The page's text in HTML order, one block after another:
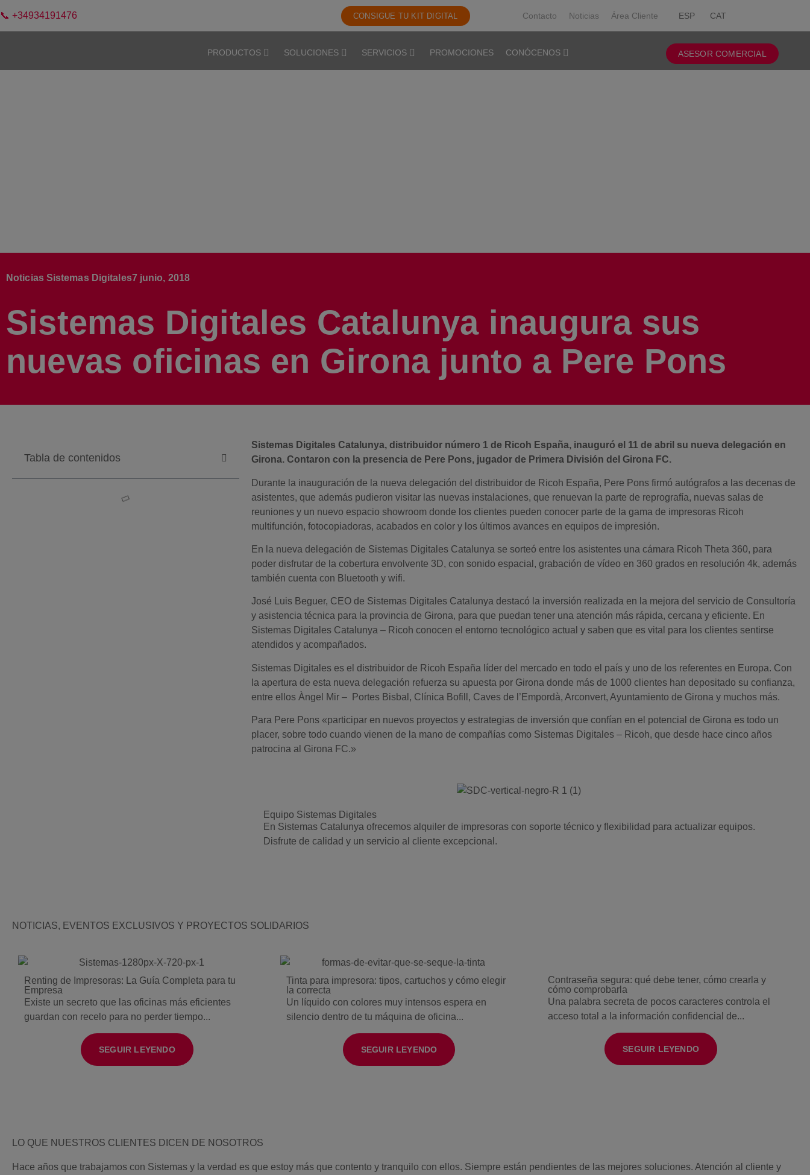
📞 +34934191476 CONSIGUE TU KIT DIGITAL Contacto Noticias Área Cliente ESP CAT
PRODUCTOS SOLUCIONES SERVICIOS PROMOCIONES CONÓCENOS ASESOR COMERCIAL
Noticias Sistemas Digitales7 junio, 2018
Sistemas Digitales Catalunya inaugura sus
nuevas oficinas en Girona junto a Pere Pons
Tabla de contenidos
Sistemas Digitales Catalunya, distribuidor número 1 de Ricoh España, inauguró el 11 de abril su nueva delegación en
Girona. Contaron con la presencia de Pere Pons, jugador de Primera División del Girona FC.
Durante la inauguración de la nueva delegación del distribuidor de Ricoh España, Pere Pons firmó autógrafos a las decenas de
asistentes, que además pudieron visitar las nuevas instalaciones, que renuevan la parte de reprografía, nuevas salas de
reuniones y un nuevo espacio showroom donde los clientes pueden conocer parte de la gama de impresoras Ricoh
multifunción, fotocopiadoras, acabados en color y los últimos avances en equipos de impresión.
En la nueva delegación de Sistemas Digitales Catalunya se sorteó entre los asistentes una cámara Ricoh Theta 360, para
poder disfrutar de la cobertura envolvente 3D, con sonido espacial, grabación de vídeo en 360 grados en resolución 4k, además
también cuenta con Bluetooth y wifi.
José Luis Beguer, CEO de Sistemas Digitales Catalunya destacó la inversión realizada en la mejora del servicio de Consultoría
y asistencia técnica para la provincia de Girona, para que puedan tener una atención más rápida, cercana y eficiente. En
Sistemas Digitales Catalunya – Ricoh conocen el entorno tecnológico actual y saben que es vital para los clientes sentirse
atendidos y acompañados.
Sistemas Digitales es el distribuidor de Ricoh España líder del mercado en todo el país y uno de los referentes en Europa. Con
la apertura de esta nueva delegación refuerza su apuesta por Girona donde más de 1000 clientes han depositado su confianza,
entre ellos Àngel Mir – Portes Bisbal, Clínica Bofill, Caves de l’Empordà, Arconvert, Ayuntamiento de Girona y muchos más.
Para Pere Pons «participar en nuevos proyectos y estrategias de inversión que confían en el potencial de Girona es todo un
placer, sobre todo cuando vienen de la mano de compañías como Sistemas Digitales – Ricoh, que desde hace cinco años
patrocina al Girona FC.»
Equipo Sistemas Digitales
En Sistemas Catalunya ofrecemos alquiler de impresoras con soporte técnico y flexibilidad para actualizar equipos.
Disfrute de calidad y un servicio al cliente excepcional.
NOTICIAS, EVENTOS EXCLUSIVOS Y PROYECTOS SOLIDARIOS
Renting de Impresoras: La Guía Completa para tu
Empresa
Existe un secreto que las oficinas más eficientes
guardan con recelo para no perder tiempo...
SEGUIR LEYENDO
Tinta para impresora: tipos, cartuchos y cómo elegir
la correcta
Un líquido con colores muy intensos espera en
silencio dentro de tu máquina de oficina...
SEGUIR LEYENDO
Contraseña segura: qué debe tener, cómo crearla y
cómo comprobarla
Una palabra secreta de pocos caracteres controla el
acceso total a la información confidencial de...
SEGUIR LEYENDO
LO QUE NUESTROS CLIENTES DICEN DE NOSOTROS
Hace años que trabajamos con Sistemas y la verdad es que estoy más que contento y tranquilo con ellos. Siempre están pendientes de las mejores soluciones. Atención al cliente y